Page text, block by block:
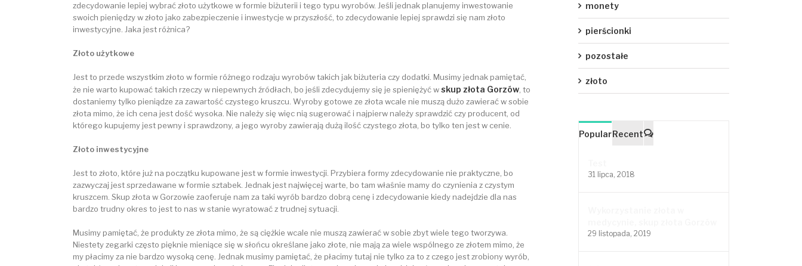
zdecydowanie lepiej wybrać złoto użytkowe w formie biżuterii i tego typu wyrobów. Jeśli jednak planujemy inwestowanie
swoich pieniędzy w złoto jako zabezpieczenie i inwestycje w przyszłość, to zdecydowanie lepiej sprawdzi się nam złoto
inwestycyjne. Jaka jest różnica?
Złoto użytkowe
Jest to przede wszystkim złoto w formie różnego rodzaju wyrobów takich jak biżuteria czy dodatki. Musimy jednak pamiętać,
że nie warto kupować takich rzeczy w niepewnych źródłach, bo jeśli zdecydujemy się je spieniężyć wskup złota Gorzów , to
dostaniemy tylko pieniądze za zawartość czystego kruszcu. Wyroby gotowe ze złota wcale nie muszą dużo zawierać w sobie
złota mimo, że ich cena jest dość wysoka. Nie należy się więc nią sugerować i najpierw należy sprawdzić czy producent, od
którego kupujemy jest pewny i sprawdzony, a jego wyroby zawierają dużą ilość czystego złota, bo tylko ten jest w cenie.
Złoto inwestycyjne
Jest to złoto, które już na początku kupowane jest w formie inwestycji. Przybiera formy zdecydowanie nie praktyczne, bo
zazwyczaj jest sprzedawane w formie sztabek. Jednak jest najwięcej warte, bo tam właśnie mamy do czynienia z czystym
kruszcem. Skup złota w Gorzowie zaoferuje nam za taki wyrób bardzo dobrą cenę i zdecydowanie kiedy nadejdzie dla nas
bardzo trudny okres to jest to nas w stanie wyratować z trudnej sytuacji.
Musimy pamiętać, że produkty ze złota mimo, że są ciężkie wcale nie muszą zawierać w sobie zbyt wiele tego tworzywa.
Niestety zegarki często pięknie mieniące się w słońcu określane jako złote, nie mają za wiele wspólnego ze złotem mimo, że
my płacimy za nie bardzo wysoką cenę. Jednak musimy pamiętać, że płacimy tutaj nie tylko za to z czego jest zrobiony wyrób,
monety
pierścionki
pozostałe
złoto
PopularRecent
31 lipca, 2018
29 listopada, 2019